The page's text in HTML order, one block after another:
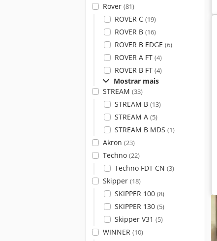
Rover (81)
ROVER C (19)
ROVER B (16)
ROVER B EDGE (6)
ROVER A FT (4)
ROVER B FT (4)
Mostrar mais
STREAM (33)
STREAM B (13)
STREAM A (5)
STREAM B MDS (1)
Akron (23)
Techno (22)
Techno FDT CN (3)
Skipper (18)
SKIPPER 100 (8)
SKIPPER 130 (5)
Skipper V31 (5)
WINNER (10)